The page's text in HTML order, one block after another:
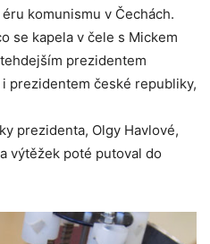
komunismu v Čechách.
se kapela v čele s Mickem
prezidentem
prezidentem české republiky,
prezidenta, Olgy Havlové,
výtěžek poté putoval do